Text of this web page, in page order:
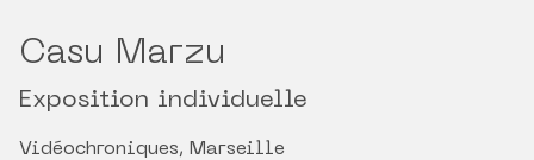
Casu Marzu
Exposition individuelle
Vidéochroniques, Marseille